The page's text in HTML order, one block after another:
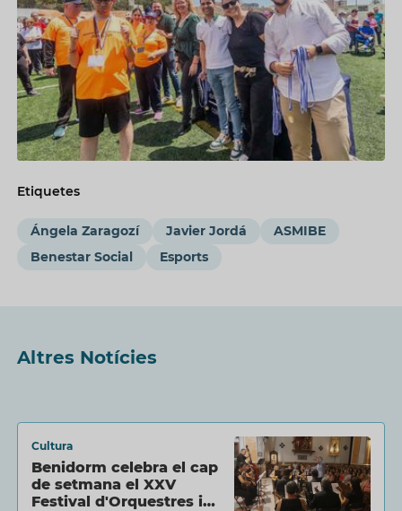
Etiquetes
Ángela Zaragozí Javier Jordá
ASMIBE
Benestar Social
Esports
Altres Notícies
Cultura
Benidorm celebra el cap
de setmana el XXV
Festival d'Orquestres i…